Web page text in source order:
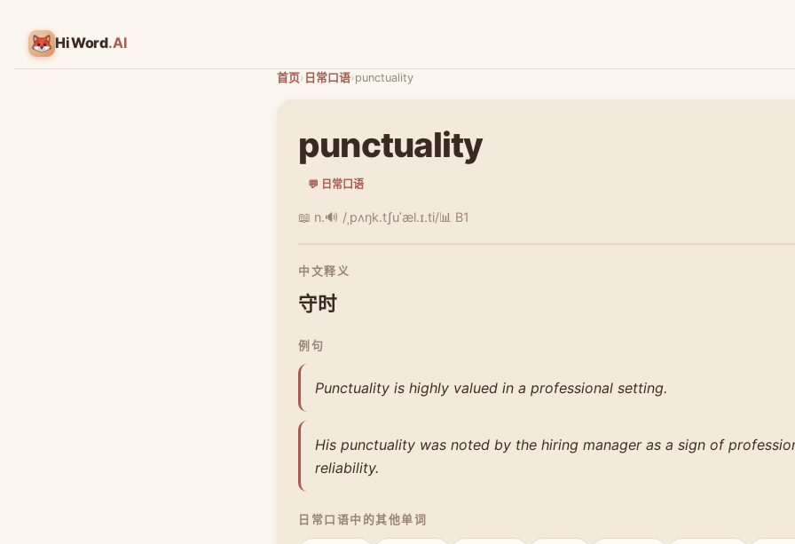
HiWord.AI
首页› 日常口语›punctuality
punctuality
💬 日常口语
📖 n.🔊 /ˌpʌŋk.tʃuˈæl.ɪ.ti/📊 B1
中文释义
守时
例句
Punctuality is highly valued in a professional setting.
His punctuality was noted by the hiring manager as a sign of
reliability.
日常口语中的其他单词